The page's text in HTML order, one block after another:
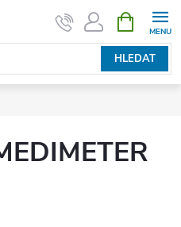
HLEDAT
NÁKUPNÍ
KOŠÍK